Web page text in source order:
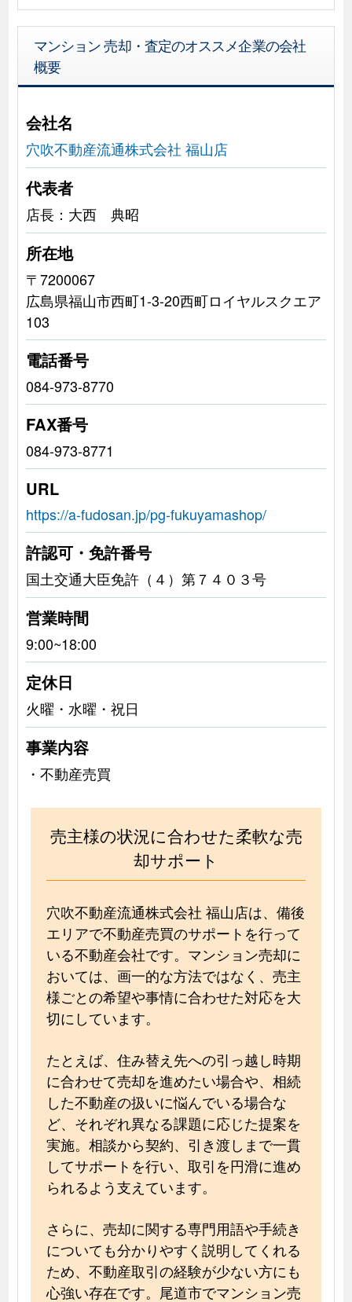
マンション 売却・査定のオススメ企業の会社
概要
会社名
穴吹不動産流通株式会社 福山店
代表者
店長：大西 典昭
所在地
〒7200067
広島県福山市西町1-3-20西町ロイヤルスクエア
103
電話番号
084-973-8770
FAX番号
084-973-8771
URL
https://a-fudosan.jp/pg-fukuyamashop/
許認可・免許番号
国土交通大臣免許（４）第７４０３号
営業時間
9:00~18:00
定休日
火曜・水曜・祝日
事業内容
・不動産売買
売主様の状況に合わせた柔軟な売
却サポート
穴吹不動産流通株式会社 福山店は、備後
エリアで不動産売買のサポートを行って
いる不動産会社です。マンション売却に
おいては、画一的な方法ではなく、売主
様ごとの希望や事情に合わせた対応を大
切にしています。
たとえば、住み替え先への引っ越し時期
に合わせて売却を進めたい場合や、相続
した不動産の扱いに悩んでいる場合な
ど、それぞれ異なる課題に応じた提案を
実施。相談から契約、引き渡しまで一貫
してサポートを行い、取引を円滑に進め
られるよう支えています。
さらに、売却に関する専門用語や手続き
についても分かりやすく説明してくれる
ため、不動産取引の経験が少ない方にも
心強い存在です。尾道市でマンション売